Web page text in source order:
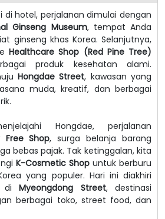
di hotel, perjalanan dimulai dengan
Ginseng Museum, tempat Anda
ginseng khas Korea. Selanjutnya,
Healthcare Shop (Red Pine Tree)
produk kesehatan alami.
Hongdae Street, kawasan yang
muda, kreatif, dan berbagai
Hongdae, perjalanan
Free Shop, surga belanja barang
bebas pajak. Tak ketinggalan, kita
K-Cosmetic Shop untuk berburu
yang populer. Hari ini diakhiri
diMyeongdong Street, destinasi
berbagai toko, street food, dan